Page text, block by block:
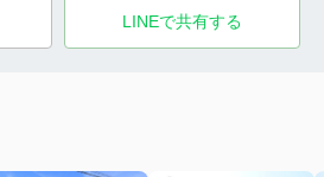
LINEで共有する